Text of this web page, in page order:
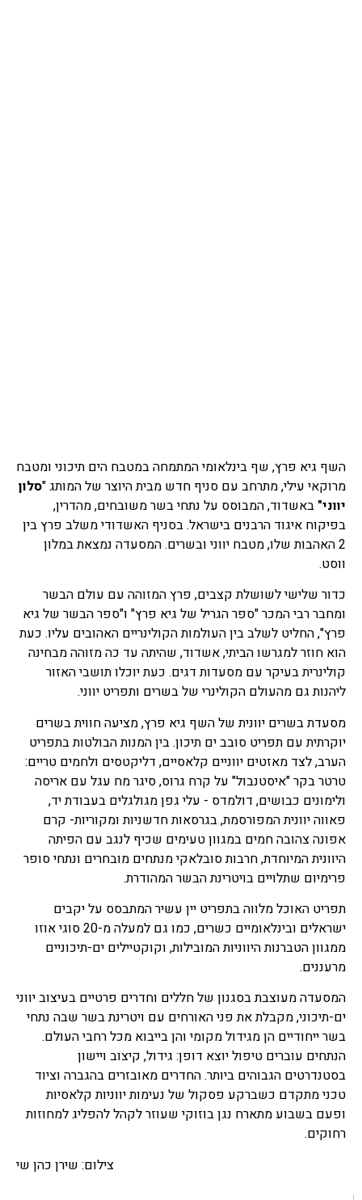
השף גיא פרץ, שף בינלאומי המתמחה במטבח הים תיכוני ומטבח
מרוקאי עילי, מתרחב עם סניף חדש מבית היוצר של המותג "סלון
יווני" באשדוד, המבוסס על נתחי בשר משובחים, מהדרין,
בפיקוח איגוד הרבנים בישראל. בסניף האשדודי משלב פרץ בין
2 האהבות שלו, מטבח יווני ובשרים. המסעדה נמצאת במלון
ווסט.
כדור שלישי לשושלת קצבים, פרץ המזוהה עם עולם הבשר
ומחבר רבי המכר "ספר הגריל של גיא פרץ" ו"ספר הבשר של גיא
פרץ", החליט לשלב בין העולמות הקולינריים האהובים עליו. כעת
הוא חוזר למגרשו הביתי, אשדוד, שהיתה עד כה מזוהה מבחינה
קולינרית בעיקר עם מסעדות דגים. כעת יוכלו תושבי האזור
ליהנות גם מהעולם הקולינרי של בשרים ותפריט יווני.
מסעדת בשרים יוונית של השף גיא פרץ, מציעה חווית בשרים
יוקרתית עם תפריט סובב ים תיכון. בין המנות הבולטות בתפריט
הערב, לצד מאזטים יווניים קלאסיים, דליקטסים ולחמים טריים:
טרטר בקר "איסטנבול" על קרח גרוס, סיגר מח עגל עם אריסה
ולימונים כבושים, דולמדס - עלי גפן מגולגלים בעבודת יד,
פאווה יוונית המפורסמת, בגרסאות חדשניות ומקוריות- קרם
אפונה צהובה חמים במגוון טעימים שכיף לנגב עם הפיתה
היוונית המיוחדת, חרבות סובלאקי מנתחים מובחרים ונתחי סופר
פרימיום שתלויים בויטרינת הבשר המהודרת.
תפריט האוכל מלווה בתפריט יין עשיר המתבסס על יקבים
ישראלים ובינלאומיים כשרים, כמו גם למעלה מ-20 סוגי אוזו
ממגוון הטברנות היווניות המובילות, וקוקטיילים ים-תיכוניים
מרעננים.
המסעדה מעוצבת בסגנון של חללים וחדרים פרטיים בעיצוב יווני
ים-תיכוני, מקבלת את פני האורחים עם ויטרינת בשר שבה נתחי
בשר ייחודיים הן מגידול מקומי והן בייבוא מכל רחבי העולם.
הנתחים עוברים טיפול יוצא דופן: גידול, קיצוב ויישון
בסטנדרטים הגבוהים ביותר. החדרים מאובזרים בהגברה וציוד
טכני מתקדם כשברקע פסקול של נעימות יווניות קלאסיות
ופעם בשבוע מתארח נגן בוזוקי שעוזר לקהל להפליג למחוזות
רחוקים.
צילום: שירן כהן שי